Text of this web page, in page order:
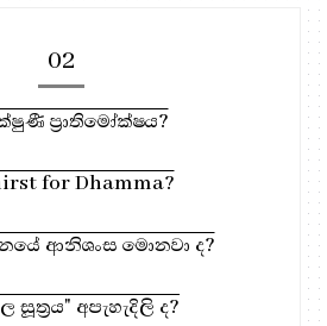
02
ප්‍රාතිමෝක්ෂය?
for Dhamma?
ආනිශංස මොනවා ද?
සූත්‍රය" අපැහැදිලි ද?